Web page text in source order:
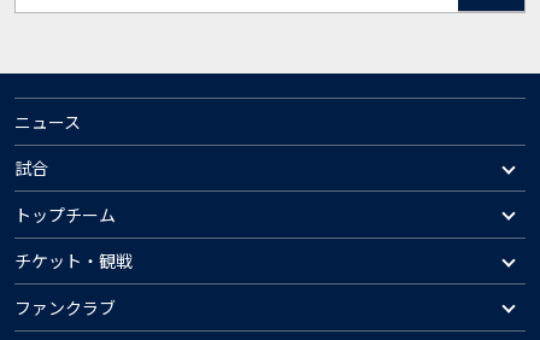
ニュース
試合
トップチーム
チケット・観戦
ファンクラブ